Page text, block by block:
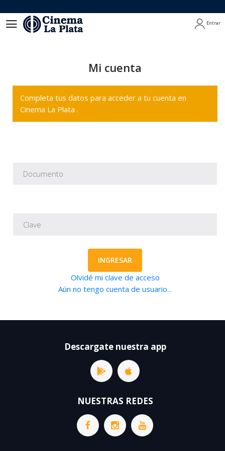
Entrar
Mi cuenta
Completa tus datos para acceder a tu cuenta en
Cinema La Plata .
INGRESAR
Olvidé mi clave de acceso
Aún no tengo cuenta de usuario...
Descargate nuestra app
NUESTRAS REDES